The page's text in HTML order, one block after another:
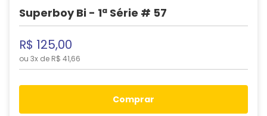
Superboy Bi - 1ª Série # 57
R$ 125,00
ou 3x de R$ 41,66
comprar